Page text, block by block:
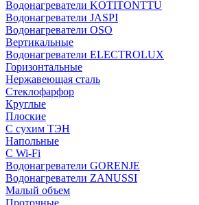
Водонагреватели KOTITONTTU
Водонагреватели JASPI
Водонагреватели OSO
Вертикальные
Водонагреватели ELECTROLUX
Горизонтальные
Нержавеющая сталь
Стеклофарфор
Круглые
Плоские
С сухим ТЭН
Напольные
С Wi-Fi
Водонагреватели GORENJE
Водонагреватели ZANUSSI
Малый объем
Проточные